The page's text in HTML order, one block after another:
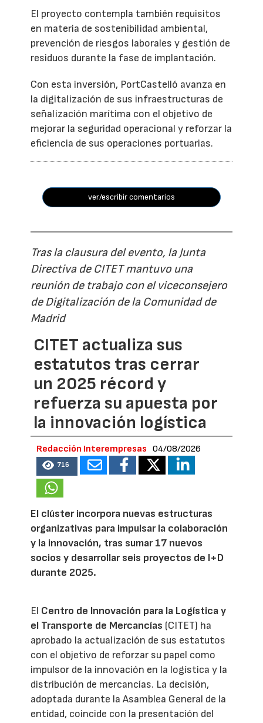
El proyecto contempla también requisitos
en materia de sostenibilidad ambiental,
prevención de riesgos laborales y gestión de
residuos durante la fase de implantación.
Con esta inversión, PortCastelló avanza en
la digitalización de sus infraestructuras de
señalización marítima con el objetivo de
mejorar la seguridad operacional y reforzar la
eficiencia de sus operaciones portuarias.
ver/escribir comentarios
Tras la clausura del evento, la Junta
Directiva de CITET mantuvo una
reunión de trabajo con el viceconsejero
de Digitalización de la Comunidad de
Madrid
CITET actualiza sus
estatutos tras cerrar
un 2025 récord y
refuerza su apuesta por
la innovación logística
Redacción Interempresas 04/08/2026
716
El clúster incorpora nuevas estructuras
organizativas para impulsar la colaboración
y la innovación, tras sumar 17 nuevos
socios y desarrollar seis proyectos de I+D
durante 2025.
El Centro de Innovación para la Logística y
el Transporte de Mercancías (CITET) ha
aprobado la actualización de sus estatutos
con el objetivo de reforzar su papel como
impulsor de la innovación en la logística y la
distribución de mercancías. La decisión,
adoptada durante la Asamblea General de la
entidad, coincide con la presentación del